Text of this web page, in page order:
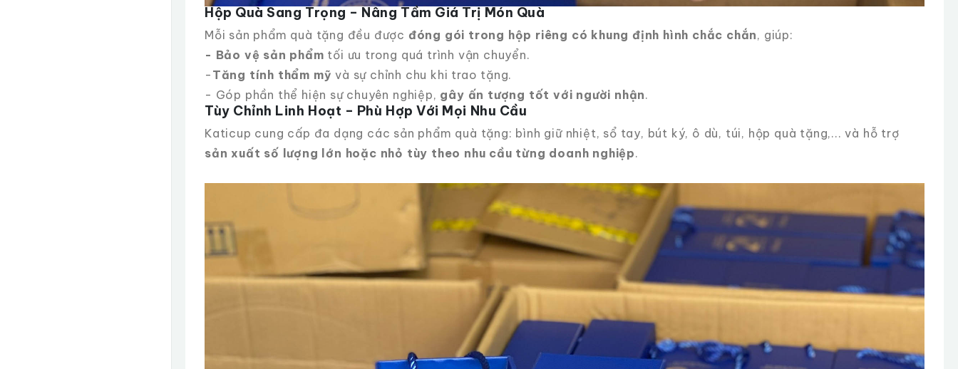
Hộp Quà Sang Trọng – Nâng Tầm Giá Trị Món Quà
Mỗi sản phẩm quà tặng đều được đóng gói trong hộp riêng có khung định hình chắc chắn, giúp:
- Bảo vệ sản phẩm tối ưu trong quá trình vận chuyển.
- Tăng tính thẩm mỹ và sự chỉnh chu khi trao tặng.
- Góp phần thể hiện sự chuyên nghiệp, gây ấn tượng tốt với người nhận.
Tùy Chỉnh Linh Hoạt – Phù Hợp Với Mọi Nhu Cầu
Katicup cung cấp đa dạng các sản phẩm quà tặng: bình giữ nhiệt, sổ tay, bút ký, ô dù, túi, hộp quà tặng,... và hỗ trợ
sản xuất số lượng lớn hoặc nhỏ tùy theo nhu cầu từng doanh nghiệp.